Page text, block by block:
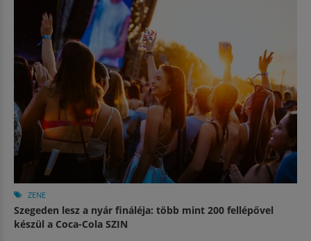
ZENE
Szegeden lesz a nyár fináléja: több mint 200 fellépővel
készül a Coca-Cola SZIN